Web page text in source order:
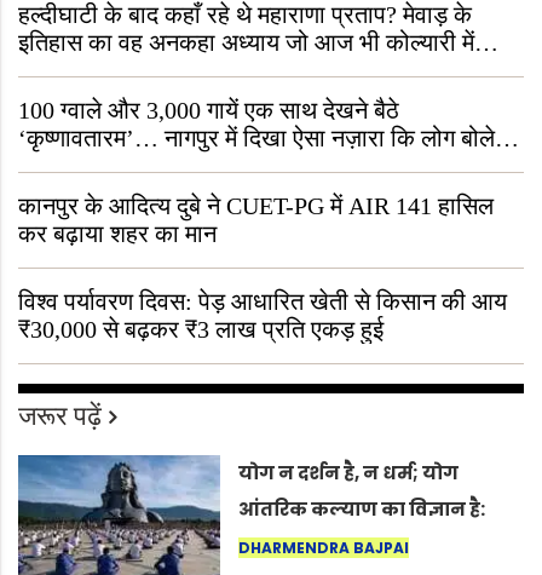
हल्दीघाटी के बाद कहाँ रहे थे महाराणा प्रताप? मेवाड़ के
इतिहास का वह अनकहा अध्याय जो आज भी कोल्यारी में
जीवित है
100 ग्वाले और 3,000 गायें एक साथ देखने बैठे
‘कृष्णावतारम’… नागपुर में दिखा ऐसा नज़ारा कि लोग बोले,
“ऐसा तो सिर्फ़ कृष्ण ही कर सकते हैं”
कानपुर के आदित्य दुबे ने CUET-PG में AIR 141 हासिल
कर बढ़ाया शहर का मान
विश्व पर्यावरण दिवस: पेड़ आधारित खेती से किसान की आय
₹30,000 से बढ़कर ₹3 लाख प्रति एकड़ हुई
जरूर पढ़ें
योग न दर्शन है, न धर्म; योग
आंतरिक कल्याण का विज्ञान है:
अंतरराष्ट्रीय योग दिवस 2026 पर
DHARMENDRA BAJPAI